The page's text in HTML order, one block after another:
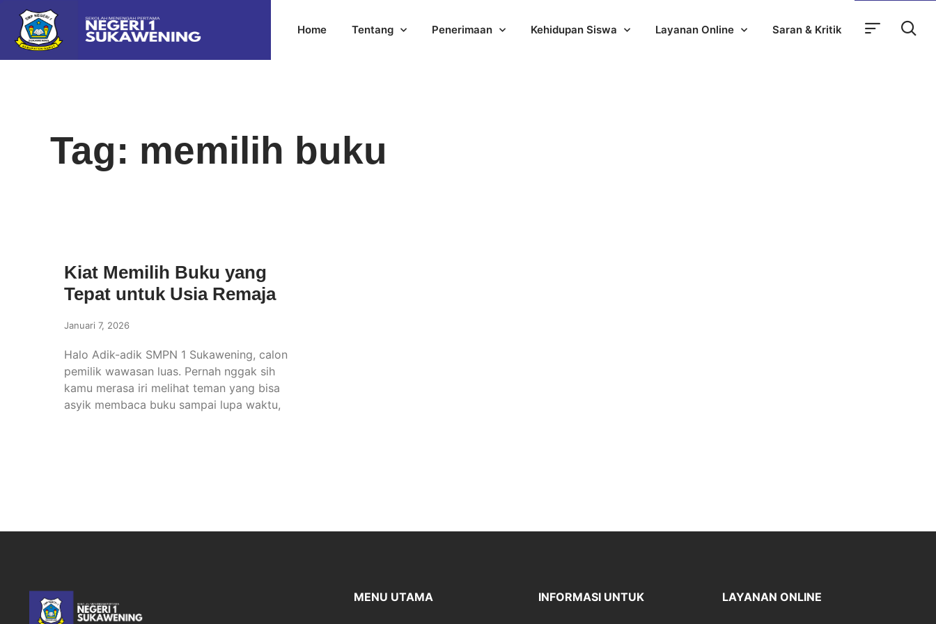
Home Tentang Penerimaan Kehidupan Siswa Layanan Online Saran & Kritik
Tag: memilih buku
Kiat Memilih Buku yang
Tepat untuk Usia Remaja
Januari 7, 2026
Halo Adik-adik SMPN 1 Sukawening, calon
pemilik wawasan luas. Pernah nggak sih
kamu merasa iri melihat teman yang bisa
asyik membaca buku sampai lupa waktu,
MENU UTAMA INFORMASI UNTUK LAYANAN ONLINE